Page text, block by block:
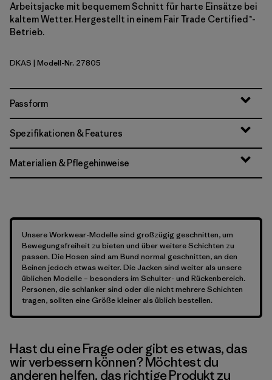
Arbeitsjacke mit bequemem Schnitt für harte Einsätze bei
kaltem Wetter. Hergestellt in einem Fair Trade Certified™-
Betrieb.
Dark Ash
DKAS | Modell-Nr. 27805
Passform
Spezifikationen & Features
Materialien & Pflegehinweise
Unsere Workwear-Modelle sind großzügig geschnitten, um
Bewegungsfreiheit zu bieten und über weitere Schichten zu
passen. Die Hosen sind am Bund normal geschnitten, an den
Beinen jedoch etwas weiter. Die Jacken sind weiter als unsere
üblichen Modelle – besonders im Schulter- und Rückenbereich.
Personen, die schlanker sind oder die nicht mehrere Schichten
tragen, sollten eine Größe kleiner als üblich bestellen.
Hast du eine Frage oder gibt es etwas, das
wir verbessern können? Möchtest du
anderen helfen, das richtige Produkt zu